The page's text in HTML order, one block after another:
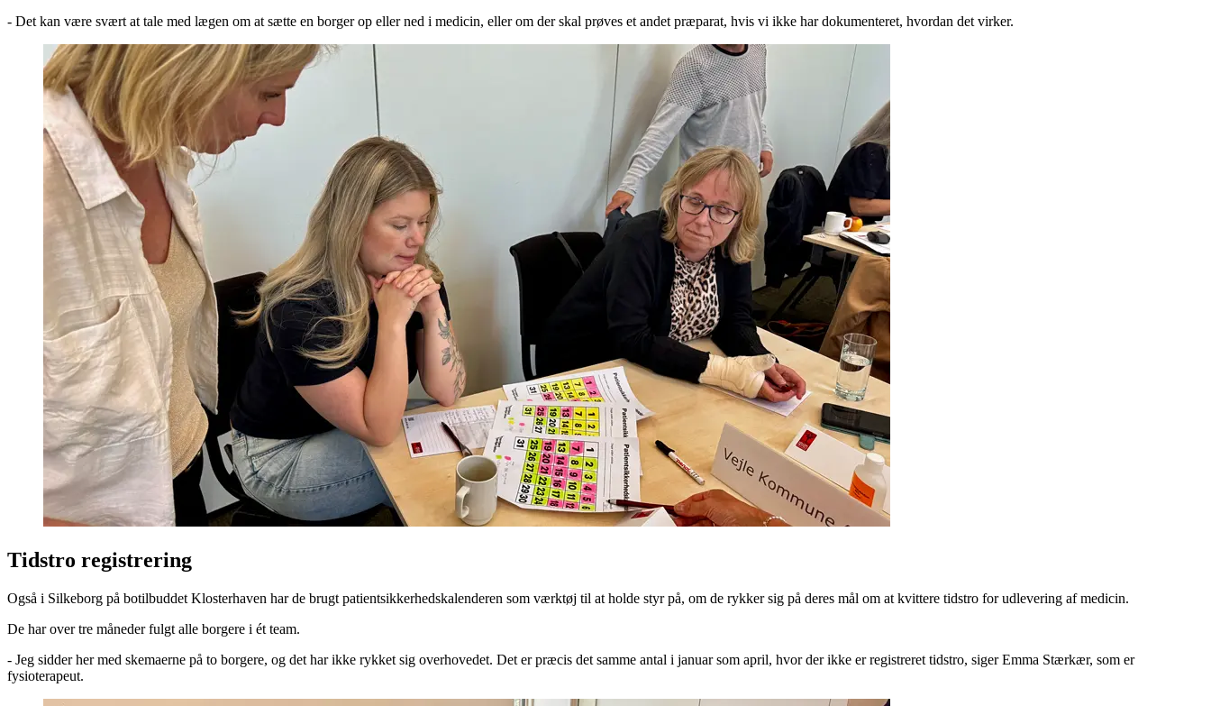
- Det kan være svært at tale med lægen om at sætte en borger op eller ned i medicin, eller om der skal prøves et andet præparat, hvis vi ikke har dokumenteret, hvordan det virker.
Tidstro registrering
Også i Silkeborg på botilbuddet Klosterhaven har de brugt patientsikkerhedskalenderen som værktøj til at holde styr på, om de rykker sig på deres mål om at kvittere tidstro for udlevering af medicin.
De har over tre måneder fulgt alle borgere i ét team.
- Jeg sidder her med skemaerne på to borgere, og det har ikke rykket sig overhovedet. Det er præcis det samme antal i januar som april, hvor der ikke er registreret tidstro, siger Emma Stærkær, som er
fysioterapeut.